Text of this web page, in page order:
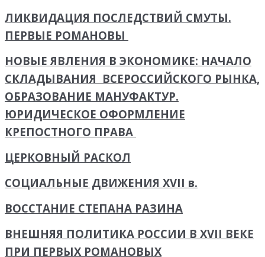
ЛИКВИДАЦИЯ ПОСЛЕДСТВИЙ СМУТЫ.
ПЕРВЫЕ РОМАНОВЫ
НОВЫЕ ЯВЛЕНИЯ В ЭКОНОМИКЕ: НАЧАЛО
СКЛАДЫВАНИЯ ВСЕРОССИЙСКОГО РЫНКА,
ОБРАЗОВАНИЕ МАНУФАКТУР.
ЮРИДИЧЕСКОЕ ОФОРМЛЕНИЕ
КРЕПОСТНОГО ПРАВА
ЦЕРКОВНЫЙ РАСКОЛ
СОЦИАЛЬНЫЕ ДВИЖЕНИЯ XVII в.
ВОССТАНИЕ СТЕПАНА РАЗИНА
ВНЕШНЯЯ ПОЛИТИКА РОССИИ В XVII ВЕКЕ
ПРИ ПЕРВЫХ РОМАНОВЫХ